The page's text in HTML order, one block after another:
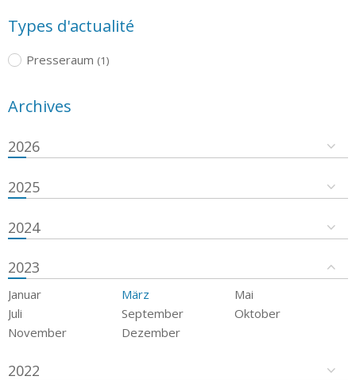
Types d'actualité
Presseraum (1)
Archives
2026
2025
2024
2023
Januar März
Mai
Juli
September
Oktober
November
Dezember
2022